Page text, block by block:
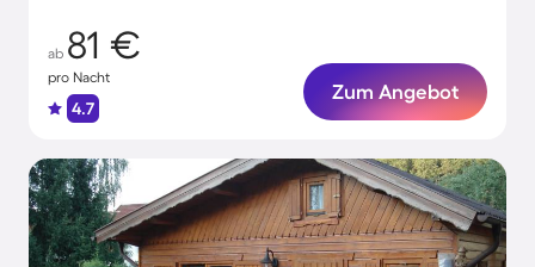
ab 81 €
pro Nacht
4.7
Zum Angebot